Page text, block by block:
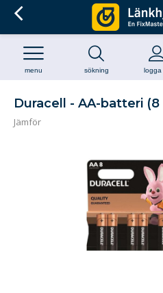
sökning logga
menu
Duracell - AA-batteri
Jämför